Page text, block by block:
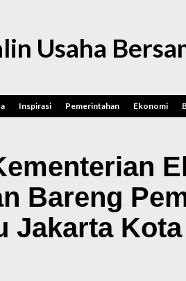
Usaha
Inspirasi Pemerintahan Ekonomi
Bareng
Jakarta